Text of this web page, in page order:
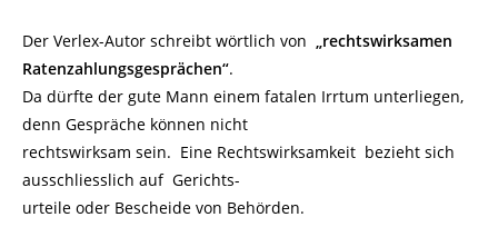
Der Verlex-Autor schreibt wörtlich von „rechtswirksamen
Ratenzahlungsgesprächen“.
Da dürfte der gute Mann einem fatalen Irrtum unterliegen,
denn Gespräche können nicht
rechtswirksam sein. Eine Rechtswirksamkeit bezieht sich
ausschliesslich auf Gerichts-
urteile oder Bescheide von Behörden.